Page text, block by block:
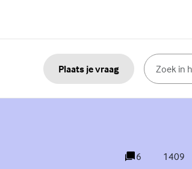
Plaats je vraag
6
reacties
1409
weergaves